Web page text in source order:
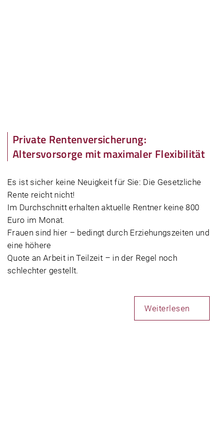
Private Rentenversicherung:
Altersvorsorge mit maximaler Flexibilität
Es ist sicher keine Neuigkeit für Sie: Die Gesetzliche
Rente reicht nicht!
Im Durchschnitt erhalten aktuelle Rentner keine 800
Euro im Monat.
Frauen sind hier – bedingt durch Erziehungszeiten und
eine höhere
Quote an Arbeit in Teilzeit – in der Regel noch
schlechter gestellt.
Weiterlesen